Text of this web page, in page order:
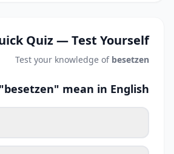
Quiz — Test Yourself
Test your knowledge of besetzen
mean in English?